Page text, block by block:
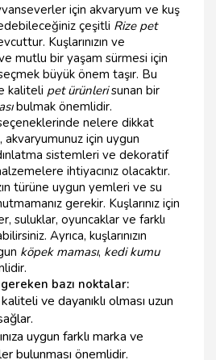
için akvaryum ve kuş
çeşitli Rize pet
Kuşlarınızın ve
ve mutlu bir yaşam sürmesi için
büyük önem taşır. Bu
kaliteli pet ürünlerisunan bir
bulmak önemlidir.
nelere dikkat
için uygun
sistemleri ve dekoratif
ihtiyacınız olacaktır.
türüne uygun yemleri ve su
gerekir. Kuşlarınız için
suluklar, oyuncaklar ve farklı
Ayrıca, kuşlarınızın
köpek maması, kedi kumu
bazı noktalar:
ve dayanıklı olması uzun
uygun farklı marka ve
bulunması önemlidir.